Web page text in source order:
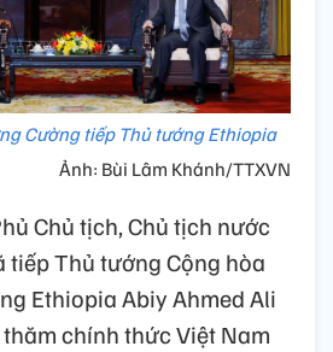
Cường tiếp Thủ tướng Ethiopia
Ảnh: Bùi Lâm Khánh/TTXVN
Chủ tịch, Chủ tịch nước
tiếp Thủ tướng Cộng hòa
Ethiopia Abiy Ahmed Ali
chính thức Việt Nam